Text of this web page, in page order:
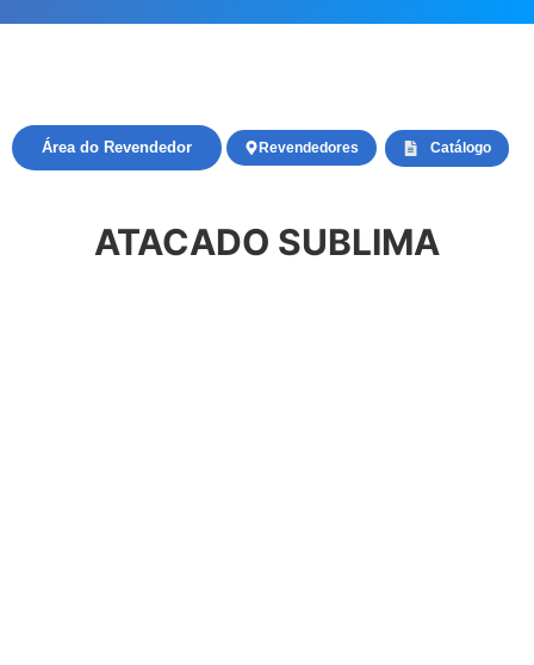
Catálogo
Revendedores
Área do Revendedor
ATACADO SUBLIMA